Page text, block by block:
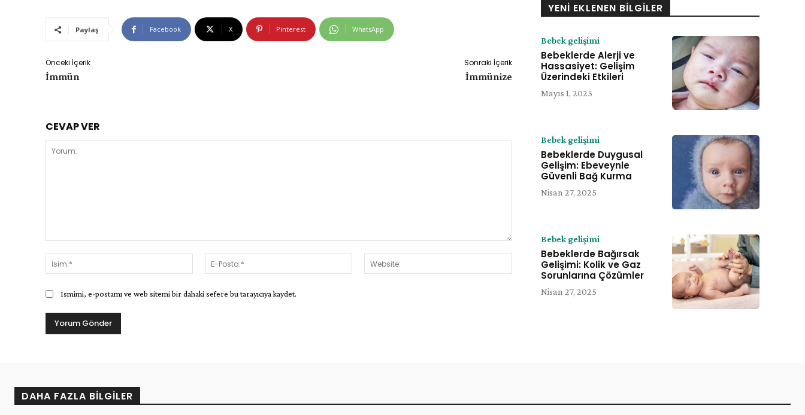
Paylaş Facebook X Pinterest WhatsApp
Önceki İçerik
İmmün
Sonraki İçerik
İmmünize
CEVAP VER
İsim:*
Posta:*
Website:
Ismimi, e-postamı ve web sitemi bir dahaki sefere bu tarayıcıya kaydet.
YENI EKLENEN BILGILER
Bebek gelişimi
Bebeklerde Alerji ve
Hassasiyet: Gelişim
Üzerindeki Etkileri
Mayıs 1, 2025
Bebek gelişimi
Bebeklerde Duygusal
Gelişim: Ebeveynle
Güvenli Bağ Kurma
Nisan 27, 2025
Bebek gelişimi
Bebeklerde Bağırsak
Gelişimi: Kolik ve Gaz
Sorunlarına Çözümler
Nisan 27, 2025
DAHA FAZLA BILGILER